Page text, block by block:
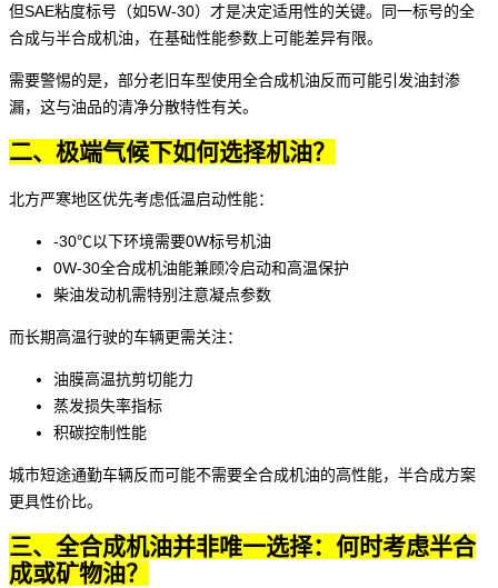
但SAE粘度标号（如5W-30）才是决定适用性的关键。同一标号的全
合成与半合成机油，在基础性能参数上可能差异有限。
需要警惕的是，部分老旧车型使用全合成机油反而可能引发油封渗
漏，这与油品的清净分散特性有关。
二、极端气候下如何选择机油？
北方严寒地区优先考虑低温启动性能：
-30℃以下环境需要0W标号机油
0W-30全合成机油能兼顾冷启动和高温保护
柴油发动机需特别注意凝点参数
而长期高温行驶的车辆更需关注：
油膜高温抗剪切能力
蒸发损失率指标
积碳控制性能
城市短途通勤车辆反而可能不需要全合成机油的高性能，半合成方案
更具性价比。
三、全合成机油并非唯一选择：何时考虑半合
成或矿物油？